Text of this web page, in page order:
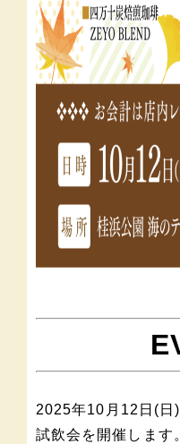
2025年10月12日(日
試飲会を開催します